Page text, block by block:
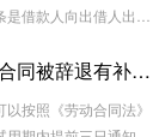
借款人向出借人出具
基于以前的经济往来
仅是代表一种纯粹的
试用期没签劳动合同被辞退有补偿吗
按照《劳动合同法》